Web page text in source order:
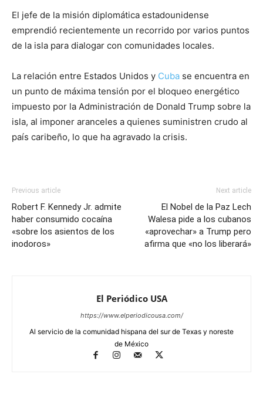
El jefe de la misión diplomática estadounidense
emprendió recientemente un recorrido por varios puntos
de la isla para dialogar con comunidades locales.
La relación entre Estados Unidos y Cuba se encuentra en
un punto de máxima tensión por el bloqueo energético
impuesto por la Administración de Donald Trump sobre la
isla, al imponer aranceles a quienes suministren crudo al
país caribeño, lo que ha agravado la crisis.
Previous article
Robert F. Kennedy Jr. admite
haber consumido cocaína
«sobre los asientos de los
inodoros»
Next article
El Nobel de la Paz Lech
Walesa pide a los cubanos
«aprovechar» a Trump pero
afirma que «no los liberará»
El Periódico USA
https://www.elperiodicousa.com/
Al servicio de la comunidad hispana del sur de Texas y noreste
de México